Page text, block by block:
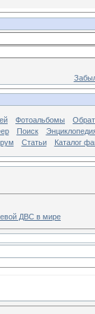
Фотоальбомы
Поиск
Статьи Каталог
ДВС в мире